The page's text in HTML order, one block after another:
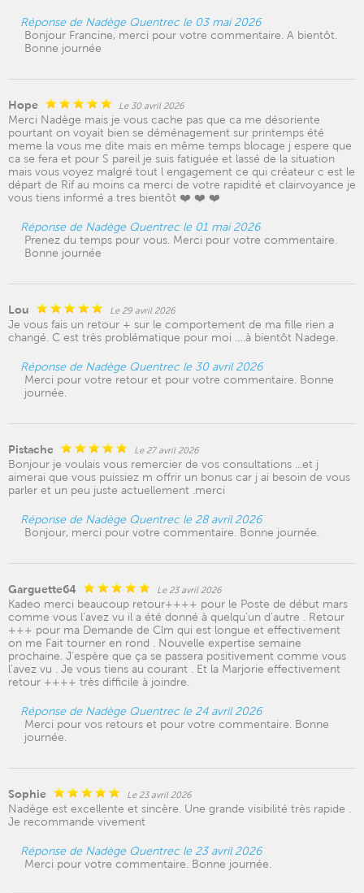
Réponse de Nadège Quentrec le 03 mai 2026
Bonjour Francine, merci pour votre commentaire. A bientôt.
Bonne journée
Hope Le 30 avril 2026
Merci Nadège mais je vous cache pas que ca me désoriente
pourtant on voyait bien se déménagement sur printemps été
meme la vous me dite mais en même temps blocage j espere que
ca se fera et pour S pareil je suis fatiguée et lassé de la situation
mais vous voyez malgré tout l engagement ce qui créateur c est le
départ de Rif au moins ca merci de votre rapidité et clairvoyance je
vous tiens informé a tres bientôt ❤️ ❤️ ❤️
Réponse de Nadège Quentrec le 01 mai 2026
Prenez du temps pour vous. Merci pour votre commentaire.
Bonne journée
Lou Le 29 avril 2026
Je vous fais un retour + sur le comportement de ma fille rien a
changé. C est très problématique pour moi ….à bientôt Nadege.
Réponse de Nadège Quentrec le 30 avril 2026
Merci pour votre retour et pour votre commentaire. Bonne
journée.
Pistache Le 27 avril 2026
Bonjour je voulais vous remercier de vos consultations ...et j
aimerai que vous puissiez m offrir un bonus car j ai besoin de vous
parler et un peu juste actuellement .merci
Réponse de Nadège Quentrec le 28 avril 2026
Bonjour, merci pour votre commentaire. Bonne journée.
Garguette64 Le 23 avril 2026
Kadeo merci beaucoup retour++++ pour le Poste de début mars
comme vous l’avez vu il a été donné à quelqu’un d’autre . Retour
+++ pour ma Demande de Clm qui est longue et effectivement
on me Fait tourner en rond . Nouvelle expertise semaine
prochaine. J’espère que ça se passera positivement comme vous
l’avez vu . Je vous tiens au courant . Et la Marjorie effectivement
retour ++++ très difficile à joindre.
Réponse de Nadège Quentrec le 24 avril 2026
Merci pour vos retours et pour votre commentaire. Bonne
journée.
Sophie Le 23 avril 2026
Nadège est excellente et sincère. Une grande visibilité très rapide .
Je recommande vivement
Réponse de Nadège Quentrec le 23 avril 2026
Merci pour votre commentaire. Bonne journée.